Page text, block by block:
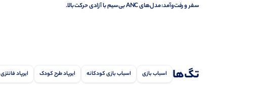
سفر و رفت‌وآمد: مدل‌های ANC بی‌سیم با آزادی حرکت بالا.
تگ‌ها اسباب بازی اسباب بازی کودکانه ایرپاد طرح کودک ایرپاد فانتزی